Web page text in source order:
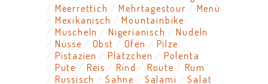
Meerrettich
Mehrtagestour
Menü
Mexikanisch
Mountainbike
Muscheln
Nigerianisch
Nudeln
Nüsse
Obst Ofen
Pilze
Pistazien
Plätzchen
Polenta
Pute
Reis Rind Route
Rum
Russisch
Sahne Salami
Salat